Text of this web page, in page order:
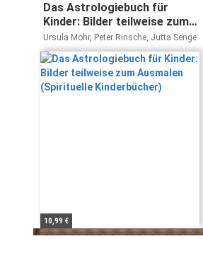
Das Astrologiebuch für
Kinder: Bilder teilweise zum
Ausmalen (Spirituelle
Kinderbücher)
Ursula Mohr, Peter Rinsche, Jutta Senge
10,99 €